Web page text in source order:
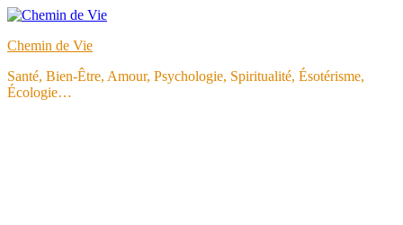
Aller
contenu
Chemin de Vie
Santé, Bien-Être, Amour, Psychologie, Spiritualité, Ésotérisme,
Écologie…